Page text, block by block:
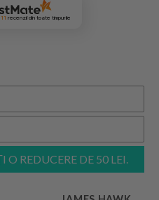
REDUCERE DE 50 LEI.
recenziidin toate timpurile